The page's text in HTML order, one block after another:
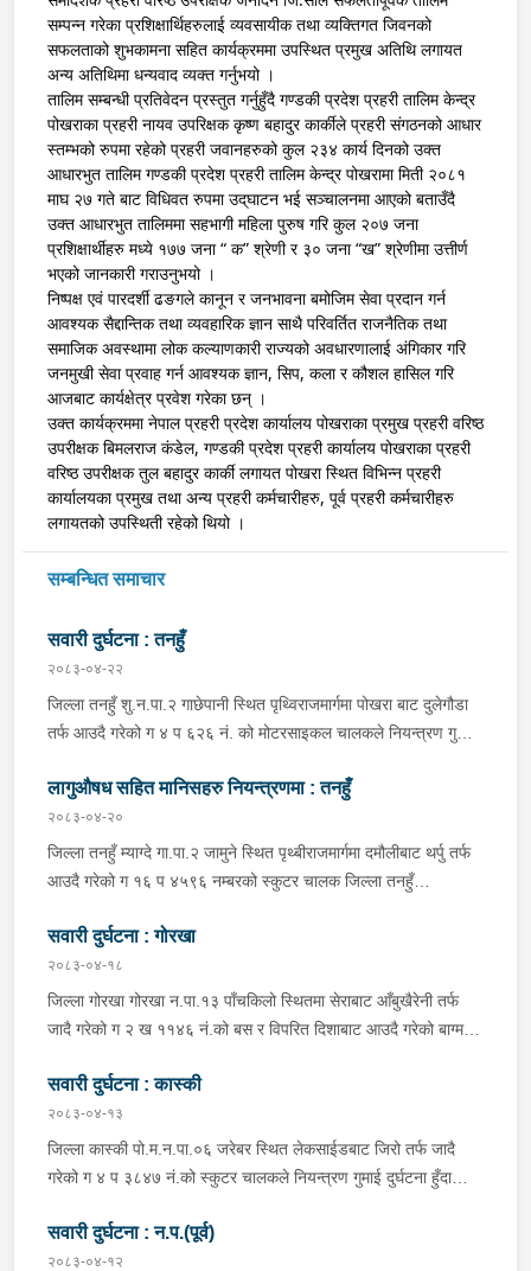
सम्पन्न गरेका प्रशिक्षार्थिहरुलाई व्यवसायीक तथा व्यक्तिगत जिवनको
सफलताको शुभकामना सहित कार्यक्रममा उपस्थित प्रमुख अतिथि लगायत
अन्य अतिथिमा धन्यवाद व्यक्त गर्नुभयो ।
तालिम सम्बन्धी प्रतिवेदन प्रस्तुत गर्नुहुँदै गण्डकी प्रदेश प्रहरी तालिम केन्द्र
पोखराका प्रहरी नायव उपरिक्षक कृष्ण बहादुर कार्कीले प्रहरी संगठनको आधार
स्तम्भको रुपमा रहेको प्रहरी जवानहरुको कुल २३४ कार्य दिनको उक्त
आधारभुत तालिम गण्डकी प्रदेश प्रहरी तालिम केन्द्र पोखरामा मिती २०८१
माघ २७ गते बाट विधिवत रुपमा उद्‌घाटन भई सञ्चालनमा आएको बताउँदै
उक्त आधारभुत तालिममा सहभागी महिला पुरुष गरि कुल २०७ जना
प्रशिक्षार्थीहरु मध्ये १७७ जना “ क” श्रेणी र ३० जना “ख” श्रेणीमा उत्तीर्ण
भएको जानकारी गराउनुभयो ।
निष्पक्ष एवं पारदर्शी ढङगले कानून र जनभावना बमोजिम सेवा प्रदान गर्न
आवश्यक सैद्दान्तिक तथा व्यवहारिक ज्ञान साथै परिवर्तित राजनैतिक तथा
समाजिक अवस्थामा लोक कल्याणकारी राज्यको अवधारणालाई अंगिकार गरि
जनमुखी सेवा प्रवाह गर्न आवश्यक ज्ञान, सिप, कला र कौशल हासिल गरि
आजबाट कार्यक्षेत्र प्रवेश गरेका छन् ।
उक्त कार्यक्रममा नेपाल प्रहरी प्रदेश कार्यालय पोखराका प्रमुख प्रहरी वरिष्ठ
उपरीक्षक बिमलराज कंडेल, गण्डकी प्रदेश प्रहरी कार्यालय पोखराका प्रहरी
वरिष्ठ उपरीक्षक तुल बहादुर कार्की लगायत पोखरा स्थित विभिन्न प्रहरी
कार्यालयका प्रमुख तथा अन्य प्रहरी कर्मचारीहरु, पूर्व प्रहरी कर्मचारीहरु
लगायतको उपस्थिती रहेको थियो ।
सम्बन्धित समाचार
सवारी दुर्घटना : तनहुँ
२०८३-०४-२२
जिल्ला तनहुँ शु.न.पा.२ गाछेपानी स्थित पृथ्विराजमार्गमा पोखरा बाट दुलेगौडा
तर्फ आउदै गरेको ग ४ प ६२६ नं. को मोटरसाइकल चालकले नियन्त्रण गुमाइ
जिल्ला कास्की पो.म.न.पा.३३ बस्ने बर्ष ३९ को मन बहादुर पुन घाइते भइ
उपचारको लागी तनहुँ सेवा हस्पिटल दुलेगौडा ल्याईएकोमा प्राम्भिक उपचार
पश्चात थप उपचारको लागी ०७:५५ बजे पोखरा रिफर भएको ।
लागुऔषध सहित मानिसहरु नियन्त्रणमा : तनहुँ
२०८३-०४-२०
जिल्ला तनहुँ म्याग्दे गा.पा.२ जामुने स्थित पृथ्बीराजमार्गमा दमौलीबाट थर्पु तर्फ
आउदै गरेको ग १६ प ४५९६ नम्बरको स्कुटर चालक जिल्ला तनहुँ
ऐ.५ बस्ने बर्ष ३४ को नरजंग राना स्कुटर रोकी सर्भिस लेनमा बसीरहेको
अबस्थामा थर्पुबाट खटिएको प्रहरी टोलिले शंकास्पद लागि चेकजाँच गर्ने
क्रममा निज अमन पौडेलको साथबाट र स्कुटरको डिक्की भित्रबाट गरी
प्रतिबन्धित लागुऔषध फेनारागन ११ एम्पुल, डाइजेपाम ११ एम्पुल, नुर्फिन ११
भइरहेको ।
सवारी दुर्घटना : गोरखा
२०८३-०४-१८
जिल्ला गोरखा गोरखा न.पा.१३ पाँचकिलो स्थितमा सेराबाट आँबुखैरेनी तर्फ
जादै गरेको ग २ ख ११४६ नं.को बस र विपरित दिशाबाट आउदै गरेको बाग्मती
जिल्ला गोरखा सहिदलखन गा.पा.१ बक्राङ बस्ने वर्ष ३४ को विवश वि.क,
सवार वर्ष २७ को शंकर बिश्वकर्मा, शंकर वि.क को छोरी १५ महिनाकी प्रभा
विश्वकर्मा, बस चालक जिल्ला गोरखा पालुङटार न.पा.६ बस्ने वर्ष ३० को
मिलन गुरुङ. गोरखा न.पा.१३ देउराली बस्ने वर्ष ४२ को कृष्णा राम नराल
पठाएको ।
सवारी दुर्घटना : कास्की
२०८३-०४-१३
जिल्ला कास्की पो.म.न.पा.०६ जरेबर स्थित लेकसाईडबाट जिरो तर्फ जादै
गरेको ग ४ प ३८४७ नं.को स्कुटर चालकले नियन्त्रण गुमाई दुर्घटना हुँदा
अर्चलबोट बस्ने बर्ष २४ कि शान्ति नेपाली घाईते भई उपचारको लागि G.M.C
अस्पताल पठाइएको ।
सवारी दुर्घटना : न.प.(पूर्व)
२०८३-०४-१२